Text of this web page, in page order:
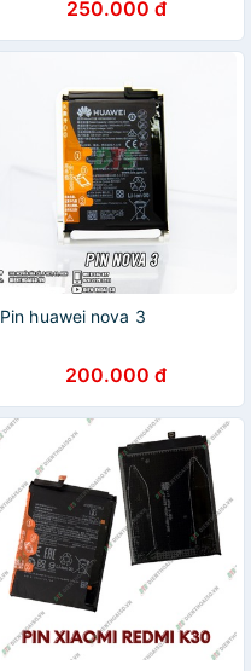
250.000 đ
Pin huawei nova 3
200.000 đ